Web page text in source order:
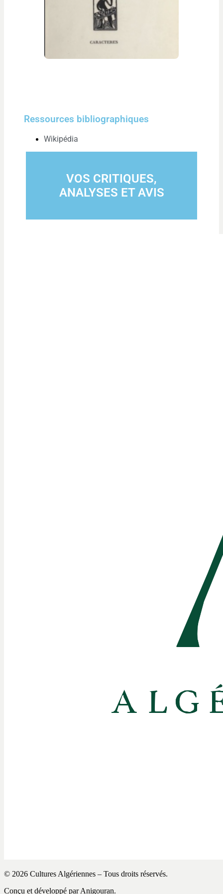
Ressources bibliographiques
Wikipédia
VOS CRITIQUES,
ANALYSES ET AVIS
© 2026 Cultures Algériennes – Tous droits réservés.
Conçu et développé par Anigouran.